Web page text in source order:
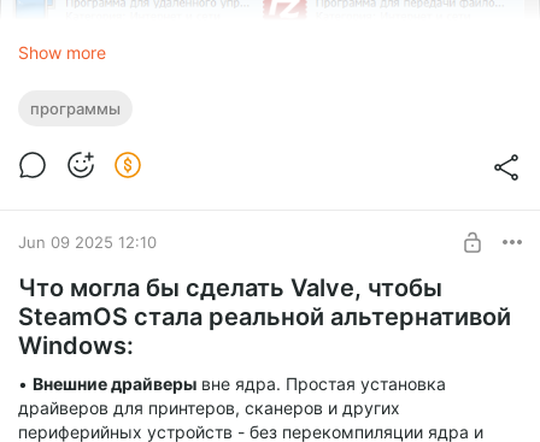
Буду стараться держать каталог в чистоте, иметь
ограниченное количество
приложений со схожим функционалом и выбирать из них
лучшие, бесплатные и
Show more
программы
Jun 09 2025 12:10
Что могла бы сделать Valve, чтобы
SteamOS стала реальной альтернативой
Windows:
• Внешние драйверы вне ядра. Простая установка
драйверов для принтеров, сканеров и других
периферийных устройств - без перекомпиляции ядра и